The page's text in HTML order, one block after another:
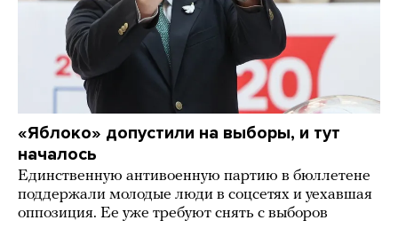
«Яблоко» допустили на выборы, и тут
началось
Единственную антивоенную партию в бюллетене
поддержали молодые люди в соцсетях и уехавшая
оппозиция. Ее уже требуют снять с выборов